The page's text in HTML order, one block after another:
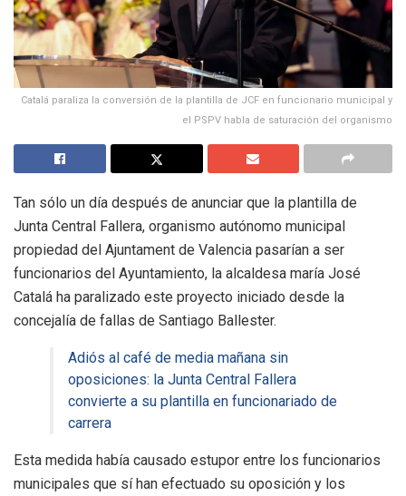
Catalá paraliza la conversión de la plantilla de JCF en funcionario municipal y
el PSPV habla de saturación del organismo
Tan sólo un día después de anunciar que la plantilla de
Junta Central Fallera, organismo autónomo municipal
propiedad del Ajuntament de Valencia pasarían a ser
funcionarios del Ayuntamiento, la alcaldesa maría José
Catalá ha paralizado este proyecto iniciado desde la
concejalía de fallas de Santiago Ballester.
Adiós al café de media mañana sin
oposiciones: la Junta Central Fallera
convierte a su plantilla en funcionariado de
carrera
Esta medida había causado estupor entre los funcionarios
municipales que sí han efectuado su oposición y los